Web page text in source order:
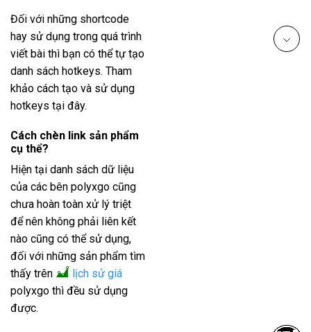
Đối với những shortcode
hay sử dụng trong quá trình
viết bài thì bạn có thể tự tạo
danh sách hotkeys. Tham
khảo cách tạo và sử dụng
hotkeys tại đây.
Cách chèn link sản phẩm
cụ thể?
Hiện tại danh sách dữ liệu
của các bên polyxgo cũng
chưa hoàn toàn xử lý triệt
để nên không phải liên kết
nào cũng có thể sử dụng,
đối với những sản phẩm tìm
thấy trên
lịch sử giá
polyxgo thì đều sử dụng
được.